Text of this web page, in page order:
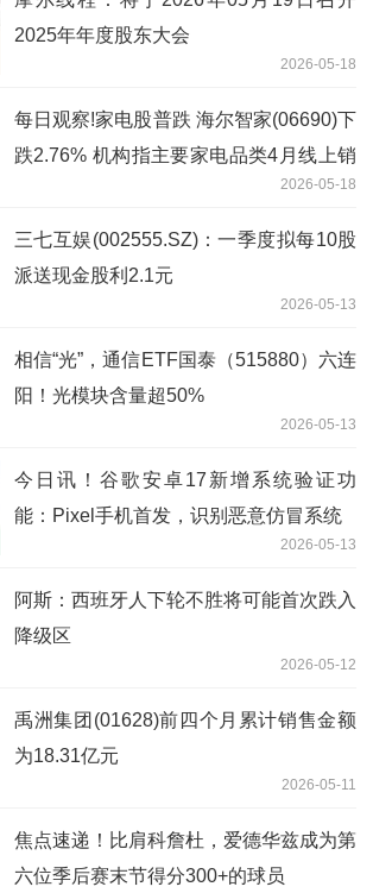
2025年年度股东大会
2026-05-18
每日观察!家电股普跌 海尔智家(06690)下
跌2.76% 机构指主要家电品类4月线上销
2026-05-18
三七互娱(002555.SZ)：一季度拟每10股
派送现金股利2.1元
2026-05-13
相信“光”，通信ETF国泰（515880）六连
阳！光模块含量超50%
2026-05-13
今日讯！谷歌安卓17新增系统验证功
能：Pixel手机首发，识别恶意仿冒系统
2026-05-13
阿斯：西班牙人下轮不胜将可能首次跌入
降级区
2026-05-12
禹洲集团(01628)前四个月累计销售金额
为18.31亿元
2026-05-11
焦点速递！比肩科詹杜，爱德华兹成为第
六位季后赛末节得分300+的球员